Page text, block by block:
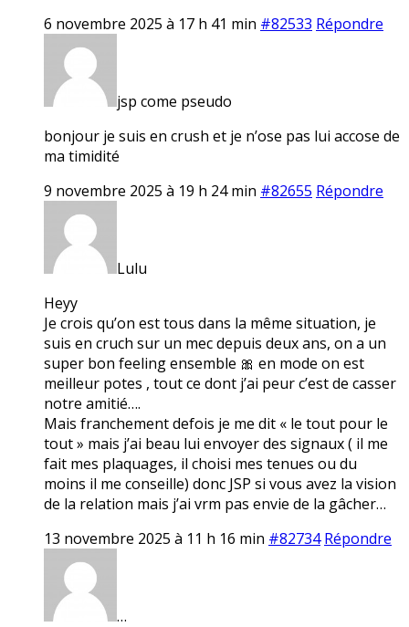
6 novembre 2025 à 17 h 41 min #82533 Répondre
jsp come pseudo
bonjour je suis en crush et je n’ose pas lui accose de
ma timidité
9 novembre 2025 à 19 h 24 min #82655 Répondre
Lulu
Heyy
Je crois qu’on est tous dans la même situation, je
suis en cruch sur un mec depuis deux ans, on a un
super bon feeling ensemble 🎀 en mode on est
meilleur potes , tout ce dont j’ai peur c’est de casser
notre amitié….
Mais franchement defois je me dit « le tout pour le
tout » mais j’ai beau lui envoyer des signaux ( il me
fait mes plaquages, il choisi mes tenues ou du
moins il me conseille) donc JSP si vous avez la vision
de la relation mais j’ai vrm pas envie de la gâcher…
13 novembre 2025 à 11 h 16 min #82734 Répondre
…